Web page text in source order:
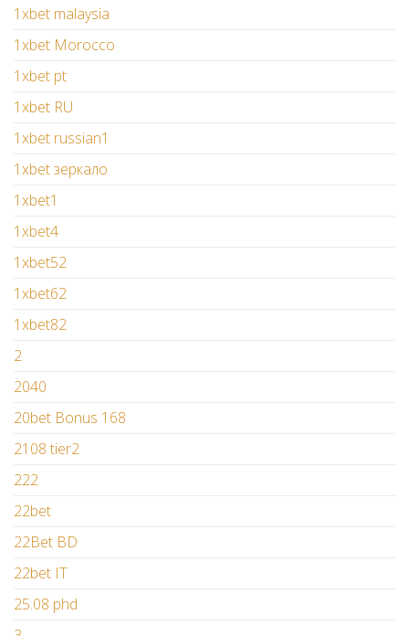
1xbet malaysia
1xbet Morocco
1xbet pt
1xbet RU
1xbet russian1
1xbet зеркало
1xbet1
1xbet4
1xbet52
1xbet62
1xbet82
2
2040
20bet Bonus 168
2108 tier2
222
22bet
22Bet BD
22bet IT
25.08 phd